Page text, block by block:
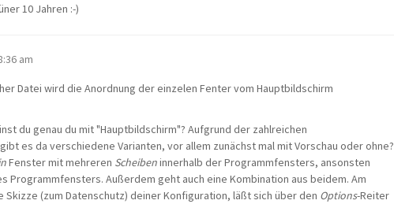
10 Jahren :-)
am
Datei wird die Anordnung der einzelen Fenter vom Hauptbildschirm
du genau du mit "Hauptbildschirm"? Aufgrund der zahlreichen
es da verschiedene Varianten, vor allem zunächst mal mit Vorschau oder ohne?
Fenster mit mehreren Scheibeninnerhalb der Programmfensters, ansonsten
Programmfensters. Außerdem geht auch eine Kombination aus beidem. Am
Skizze (zum Datenschutz) deiner Konfiguration, läßt sich über den Options-Reiter